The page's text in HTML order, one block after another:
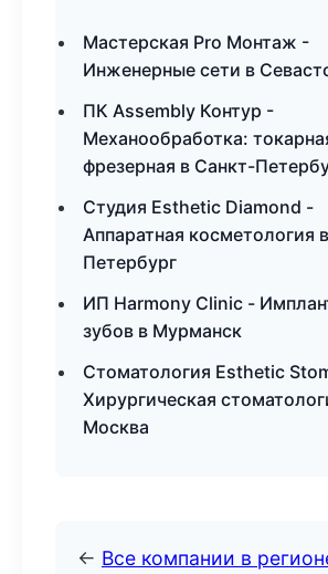
Мастерская Pro Монтаж -
Инженерные сети в
ПК Assembly Контур -
Механообработка:
фрезерная в Санкт-
Студия Esthetic Diamond -
Аппаратная косметология
Петербург
ИП Harmony Clinic -
зубов в Мурманск
Стоматология Esthetic
Хирургическая
Москва
← Все компании в